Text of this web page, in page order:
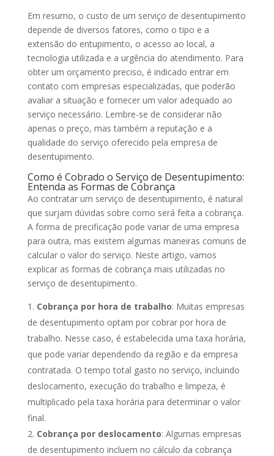
Em resumo, o custo de um serviço de desentupimento
depende de diversos fatores, como o tipo e a
extensão do entupimento, o acesso ao local, a
tecnologia utilizada e a urgência do atendimento. Para
obter um orçamento preciso, é indicado entrar em
contato com empresas especializadas, que poderão
avaliar a situação e fornecer um valor adequado ao
serviço necessário. Lembre-se de considerar não
apenas o preço, mas também a reputação e a
qualidade do serviço oferecido pela empresa de
desentupimento.
Como é Cobrado o Serviço de Desentupimento:
Entenda as Formas de Cobrança
Ao contratar um serviço de desentupimento, é natural
que surjam dúvidas sobre como será feita a cobrança.
A forma de precificação pode variar de uma empresa
para outra, mas existem algumas maneiras comuns de
calcular o valor do serviço. Neste artigo, vamos
explicar as formas de cobrança mais utilizadas no
serviço de desentupimento.
Cobrança por hora de trabalho: Muitas empresas
de desentupimento optam por cobrar por hora de
trabalho. Nesse caso, é estabelecida uma taxa horária,
que pode variar dependendo da região e da empresa
contratada. O tempo total gasto no serviço, incluindo
deslocamento, execução do trabalho e limpeza, é
multiplicado pela taxa horária para determinar o valor
final.
Cobrança por deslocamento: Algumas empresas
de desentupimento incluem no cálculo da cobrança